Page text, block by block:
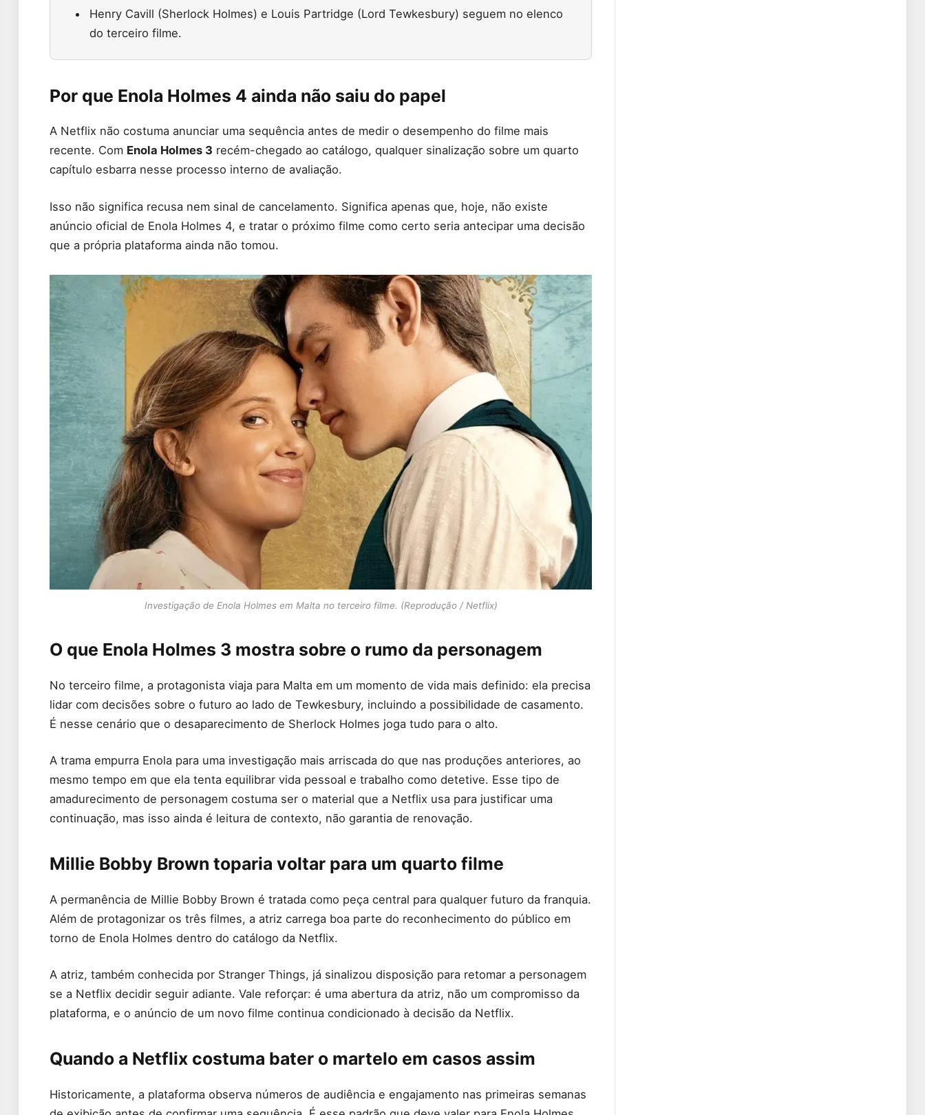
Henry Cavill (Sherlock Holmes) e Louis Partridge (Lord Tewkesbury) seguem no elenco
do terceiro filme.
Por que Enola Holmes 4 ainda não saiu do papel
A Netflix não costuma anunciar uma sequência antes de medir o desempenho do filme mais
recente. Com Enola Holmes 3 recém-chegado ao catálogo, qualquer sinalização sobre um quarto
capítulo esbarra nesse processo interno de avaliação.
Isso não significa recusa nem sinal de cancelamento. Significa apenas que, hoje, não existe
anúncio oficial de Enola Holmes 4, e tratar o próximo filme como certo seria antecipar uma decisão
que a própria plataforma ainda não tomou.
Investigação de Enola Holmes em Malta no terceiro filme. (Reprodução / Netflix)
O que Enola Holmes 3 mostra sobre o rumo da personagem
No terceiro filme, a protagonista viaja para Malta em um momento de vida mais definido: ela precisa
lidar com decisões sobre o futuro ao lado de Tewkesbury, incluindo a possibilidade de casamento.
É nesse cenário que o desaparecimento de Sherlock Holmes joga tudo para o alto.
A trama empurra Enola para uma investigação mais arriscada do que nas produções anteriores, ao
mesmo tempo em que ela tenta equilibrar vida pessoal e trabalho como detetive. Esse tipo de
amadurecimento de personagem costuma ser o material que a Netflix usa para justificar uma
continuação, mas isso ainda é leitura de contexto, não garantia de renovação.
Millie Bobby Brown toparia voltar para um quarto filme
A permanência de Millie Bobby Brown é tratada como peça central para qualquer futuro da franquia.
Além de protagonizar os três filmes, a atriz carrega boa parte do reconhecimento do público em
torno de Enola Holmes dentro do catálogo da Netflix.
A atriz, também conhecida por Stranger Things, já sinalizou disposição para retomar a personagem
se a Netflix decidir seguir adiante. Vale reforçar: é uma abertura da atriz, não um compromisso da
plataforma, e o anúncio de um novo filme continua condicionado à decisão da Netflix.
Quando a Netflix costuma bater o martelo em casos assim
Historicamente, a plataforma observa números de audiência e engajamento nas primeiras semanas